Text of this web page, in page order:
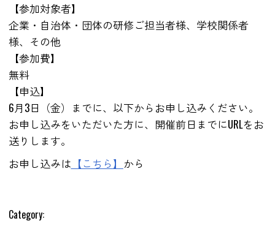
【参加対象者】
企業・自治体・団体の研修ご担当者様、学校関係者
様、その他
【参加費】
無料
【申込】
6月3日（金）までに、以下からお申し込みください。
お申し込みをいただいた方に、開催前日までにURLをお
送りします。
お申し込みは 【こちら】 から
Category: